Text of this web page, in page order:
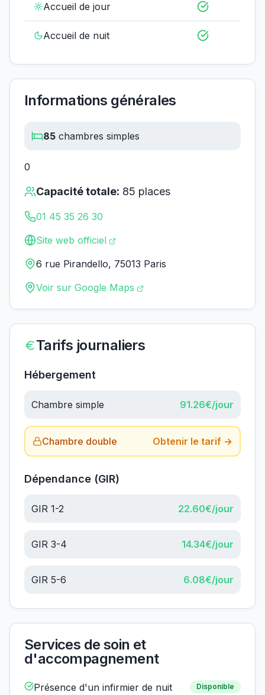
Accueil de jour
Accueil de nuit
Informations générales
85 chambres simples
0
Capacité totale: 85 places
01 45 35 26 30
Site web officiel
6 rue Pirandello, 75013 Paris
Voir sur Google Maps
Tarifs journaliers
Hébergement
Chambre simple 91.26€/jour
Chambre double Obtenir le tarif →
Dépendance (GIR)
GIR 1-2 22.60€/jour
GIR 3-4 14.34€/jour
GIR 5-6 6.08€/jour
Services de soin et
d'accompagnement
Présence d'un infirmier de nuit
Disponible